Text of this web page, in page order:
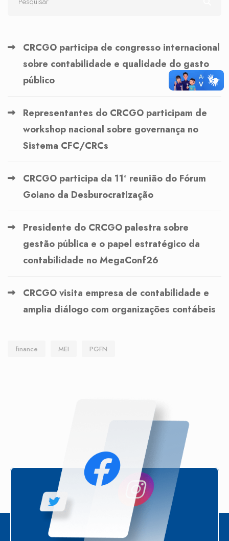
CRCGO participa de congresso internacional
sobre contabilidade e qualidade do gasto
público
Representantes do CRCGO participam de
workshop nacional sobre governança no
Sistema CFC/CRCs
CRCGO participa da 11ª reunião do Fórum
Goiano da Desburocratização
Presidente do CRCGO palestra sobre
gestão pública e o papel estratégico da
contabilidade no MegaConf26
CRCGO visita empresa de contabilidade e
amplia diálogo com organizações contábeis
finance MEI PGFN